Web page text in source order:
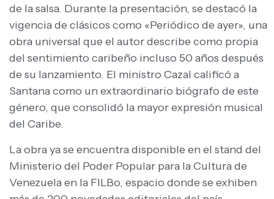
de la salsa. Durante la presentación, se destacó la
vigencia de clásicos como «Periódico de ayer», una
obra universal que el autor describe como propia
del sentimiento caribeño incluso 50 años después
de su lanzamiento. El ministro Cazal calificó a
Santana como un extraordinario biógrafo de este
género, que consolidó la mayor expresión musical
del Caribe.
La obra ya se encuentra disponible en el stand del
Ministerio del Poder Popular para la Cultura de
Venezuela en la FILBo, espacio donde se exhiben